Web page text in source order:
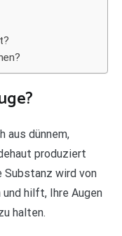
aus dünnem,
produziert
Substanz wird von
hilft, Ihre Augen
halten.